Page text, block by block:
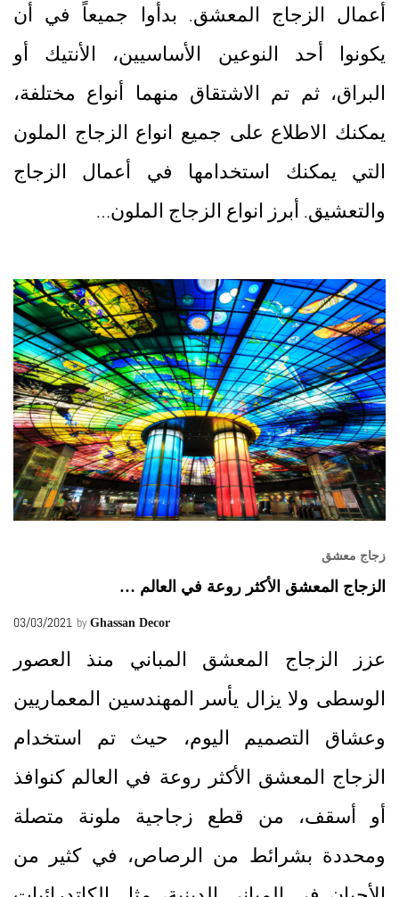
أعمال الزجاج المعشق. بدأوا جميعاً في أن
يكونوا أحد النوعين الأساسيين، الأنتيك أو
البراق، ثم تم الاشتقاق منهما أنواع مختلفة،
يمكنك الاطلاع على جميع انواع الزجاج الملون
التي يمكنك استخدامها في أعمال الزجاج
والتعشيق. أبرز انواع الزجاج الملون…
زجاج معشق
الزجاج المعشق الأكثر روعة في العالم …
03/03/2021 by Ghassan Decor
عزز الزجاج المعشق المباني منذ العصور
الوسطى ولا يزال يأسر المهندسين المعماريين
وعشاق التصميم اليوم، حيث تم استخدام
الزجاج المعشق الأكثر روعة في العالم كنوافذ
أو أسقف، من قطع زجاجية ملونة متصلة
ومحددة بشرائط من الرصاص، في كثير من